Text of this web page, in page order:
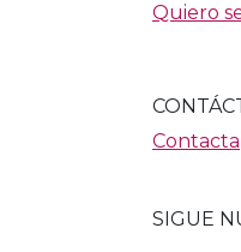
Quiero
Contacta
SIGUE